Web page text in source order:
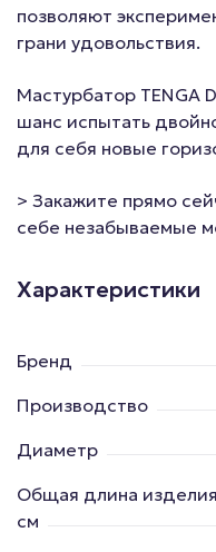
позволяют
грани удовольствия.
Мастурбатор TENGA
шанс испытать
для себя новые
> Закажите прямо
себе незабываемые
Характеристики
Бренд
Производство
Диаметр
Общая длина
см